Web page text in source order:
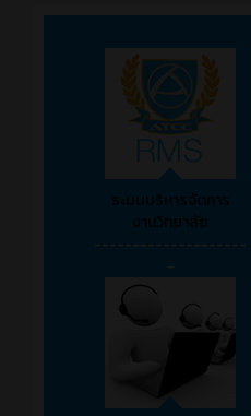
ระบบบริหารจัดการ
งานวิทยาลัย
--------------------
-